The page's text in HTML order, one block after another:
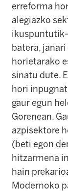
erreforma
alegiazko
batera,
horietarako
sinatu dute.
hori
gaur egun
Gorenean.
azpisektore
(beti egon
hitzarmena
hain
Modernoko